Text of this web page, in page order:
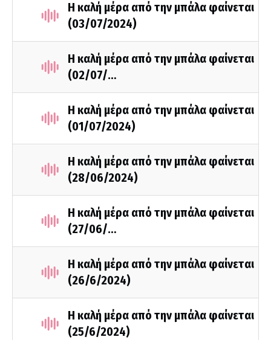
Η καλή μέρα από την μπάλα φαίνεται
(03/07/2024)
Η καλή μέρα από την μπάλα φαίνεται
(02/07/…
Η καλή μέρα από την μπάλα φαίνεται
(01/07/2024)
Η καλή μέρα από την μπάλα φαίνεται
(28/06/2024)
Η καλή μέρα από την μπάλα φαίνεται
(27/06/…
Η καλή μέρα από την μπάλα φαίνεται
(26/6/2024)
Η καλή μέρα από την μπάλα φαίνεται
(25/6/2024)